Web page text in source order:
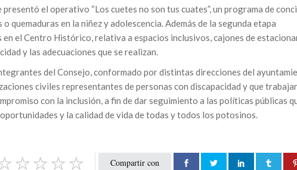
presentó el operativo “Los cuetes no son tus cuates”, un programa de
quemaduras en la niñez y adolescencia. Además de la segunda etapa
el Centro Histórico, relativa a espacios inclusivos, cajones de
y las adecuaciones que se realizan.
del Consejo, conformado por distintas direcciones del
civiles representantes de personas con discapacidad y que
con la inclusión, a fin de dar seguimiento a las políticas públicas
y la calidad de vida de todas y todos los potosinos.
Compartir con